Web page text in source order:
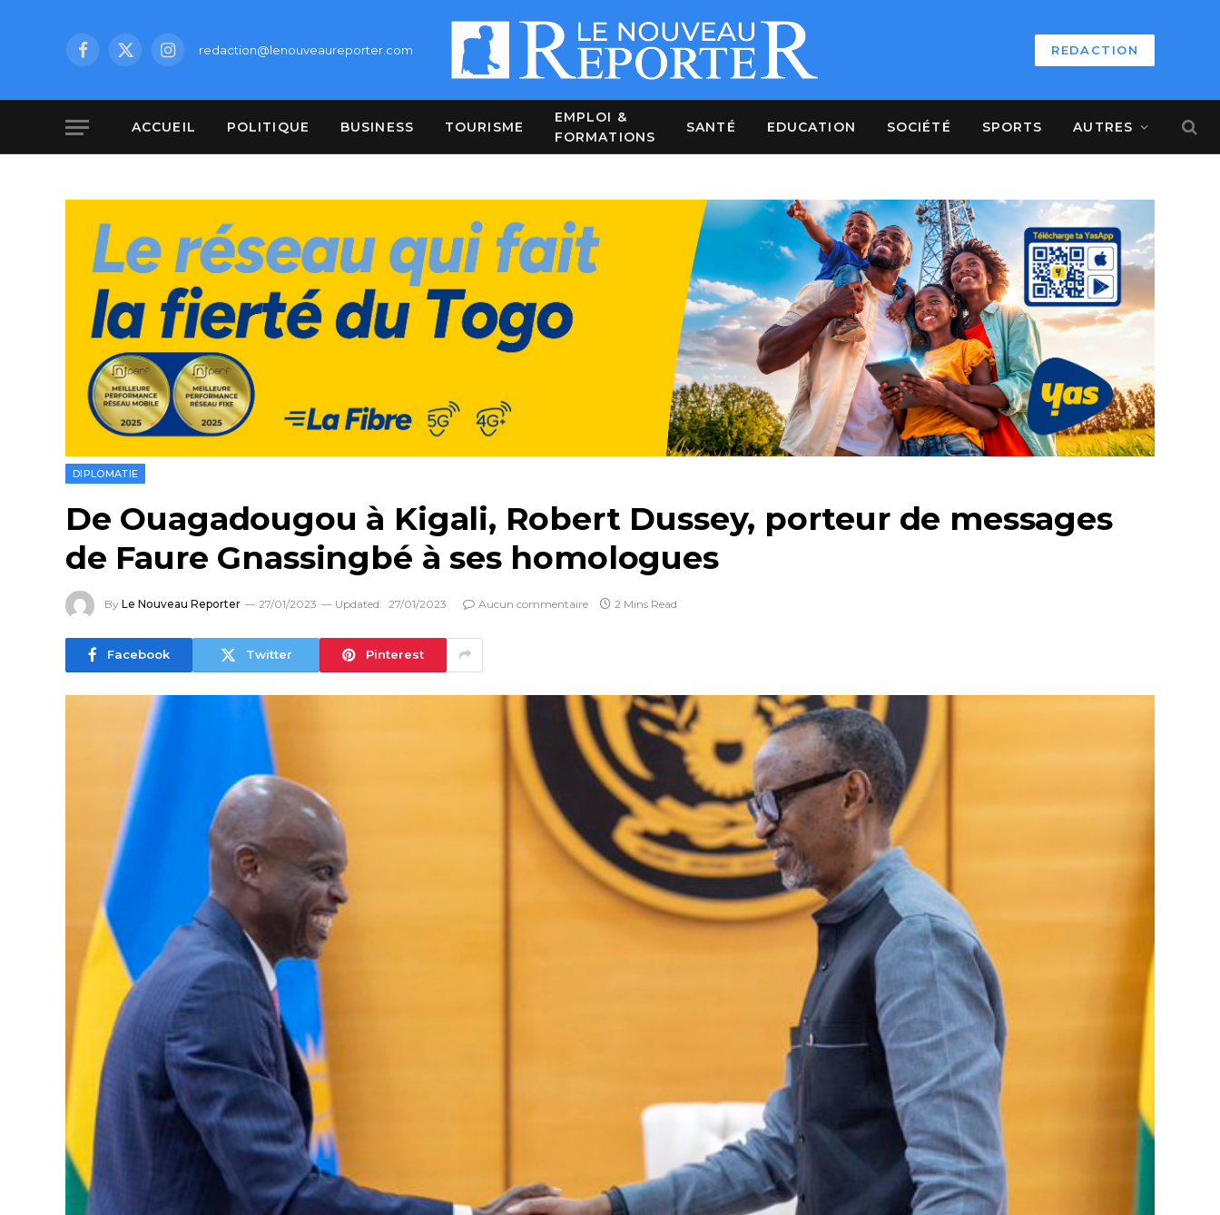
Facebook
X
Instagramredaction@lenouveaureporter.com REDACTION
ACCUEIL POLITIQUE BUSINESS TOURISME
EMPLOI &
FORMATIONS
SANTÉ EDUCATION SOCIÉTÉ SPORTS AUTRES
DIPLOMATIE
De Ouagadougou à Kigali, Robert Dussey, porteur de messages
de Faure Gnassingbé à ses homologues
By Le Nouveau Reporter 27/01/2023 Updated: 27/01/2023 Aucun commentaire 2 Mins Read
Facebook Twitter Pinterest